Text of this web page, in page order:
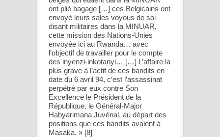
ont plié bagage […] ces Belgicains ont
envoyé leurs sales voyous de soi-
disant militaires dans la MINUAR,
cette mission des Nations-Unies
envoyée ici au Rwanda… avec
l’objectif de travailler pour le compte
des inyenzi-inkotanyi… […] L’affaire la
plus grave à l’actif de ces bandits en
date du 6 avril 94, c’est l’assassinat
perpétré par eux contre Son
Excellence le Président de la
République, le Général-Major
Habyarimana Juvénal, au départ des
positions que ces bandits avaient à
Masaka. » [8]